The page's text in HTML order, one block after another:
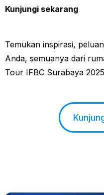
Kunjungi sekarang
Temukan inspirasi,
Anda, semuanya dari
Tour IFBC Surabaya